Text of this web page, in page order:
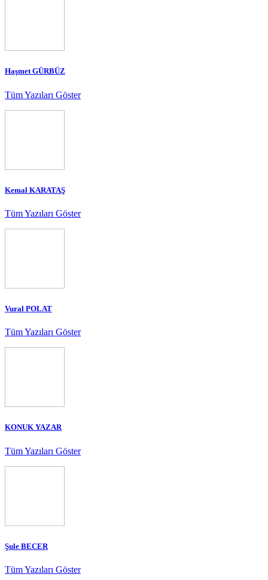
Haşmet GÜRBÜZ
Tüm Yazıları Göster
Kemal KARATAŞ
Tüm Yazıları Göster
Vural POLAT
Tüm Yazıları Göster
KONUK YAZAR
Tüm Yazıları Göster
Şule BECER
Tüm Yazıları Göster